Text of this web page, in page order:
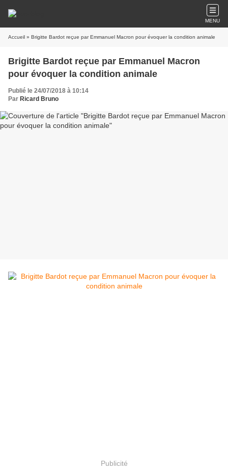
MENU
Accueil » Brigitte Bardot reçue par Emmanuel Macron pour évoquer la condition animale
Brigitte Bardot reçue par Emmanuel Macron
pour évoquer la condition animale
Publié le 24/07/2018 à 10:14
Par Ricard Bruno
Publicité